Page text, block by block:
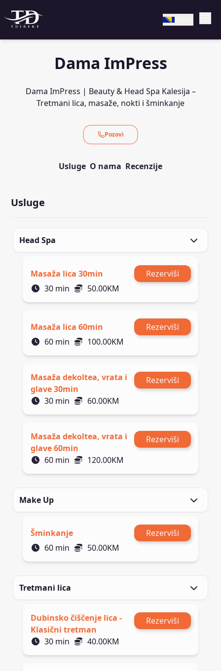
Dama ImPress
Dama ImPress | Beauty & Head Spa Kalesija –
Tretmani lica, masaže, nokti i šminkanje
Pozovi
Usluge O nama Recenzije
Usluge
Head Spa
Masaža lica 30min
Rezerviši
30 min 50.00KM
Masaža lica 60min
Rezerviši
60 min 100.00KM
Masaža dekoltea, vrata i
glave 30min
Rezerviši
30 min 60.00KM
Masaža dekoltea, vrata i
glave 60min
Rezerviši
60 min 120.00KM
Make Up
Šminkanje
Rezerviši
60 min 50.00KM
Tretmani lica
Dubinsko čiščenje lica -
Klasični tretman
Rezerviši
30 min 40.00KM